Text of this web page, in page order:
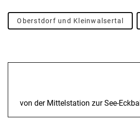
Oberstdorf und Kleinwalsertal
von der Mittelstation zur See-